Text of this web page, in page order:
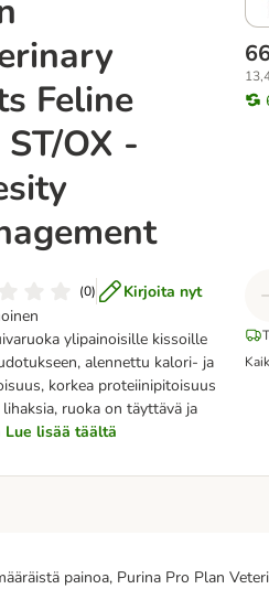
Feline
OX -
(0)
Kirjoita nyt
ylipainoisille kissoille
alennettu kalori- ja
korkea proteiinipitoisuus
ruoka on täyttävä ja
Lue lisää täältä
painoa, Purina Pro Plan